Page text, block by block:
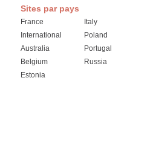
Sites par pays
France
International
Australia
Belgium
Estonia
Italy
Poland
Portugal
Russia